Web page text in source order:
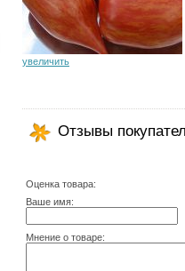
увеличить
Отзывы
Оценка товара:
Ваше имя:
Мнение о товаре: